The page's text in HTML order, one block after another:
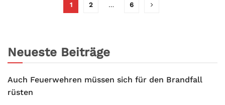
1 2 … 6
Neueste Beiträge
Auch Feuerwehren müssen sich für den Brandfall
rüsten